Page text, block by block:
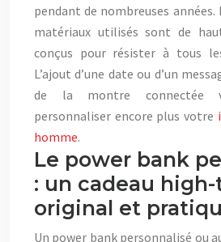
pendant de nombreuses
matériaux utilisés sont de
conçus pour résister à tous
L’ajout d’une date ou d’un
de la montre connectée
personnaliser encore plus votre
homme.
Le power bank
: un cadeau
original et
Un power bank personnalisé ou